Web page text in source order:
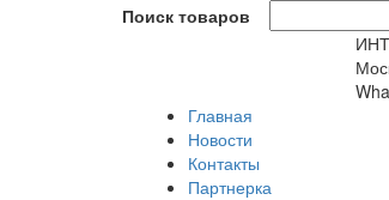
Поиск товаров
Главная
Новости
Контакты
Партнерка